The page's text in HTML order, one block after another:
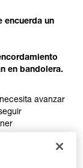
formación
para
con
no
encuerda un
en bandolera.
avanzar